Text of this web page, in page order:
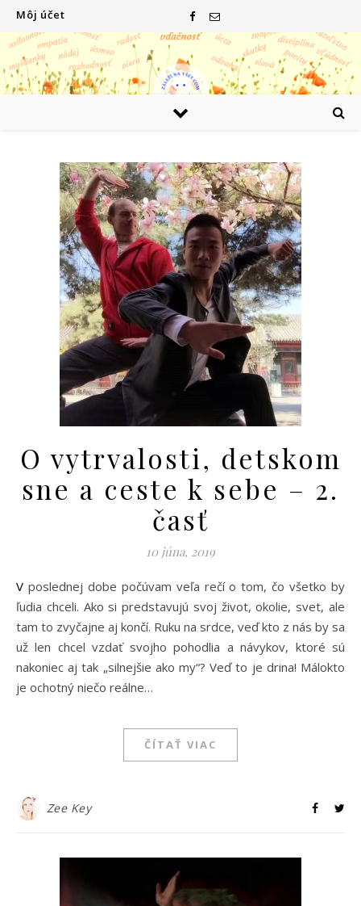
Môj účet
O vytrvalosti, detskom
sne a ceste k sebe – 2.
časť
10 júna, 2019
V poslednej dobe počúvam veľa rečí o tom, čo všetko by
ľudia chceli. Ako si predstavujú svoj život, okolie, svet, ale
tam to zvyčajne aj končí. Ruku na srdce, veď kto z nás by sa
už len chcel vzdať svojho pohodlia a návykov, ktoré sú
nakoniec aj tak „silnejšie ako my“? Veď to je drina! Málokto
je ochotný niečo reálne…
ČÍTAŤ VIAC
Zee Key